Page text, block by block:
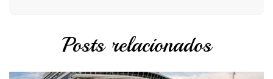
Posts relacionados